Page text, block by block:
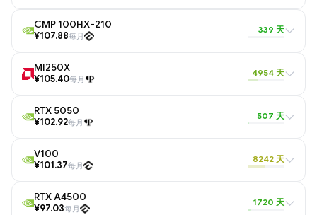
CMP 100HX-210
¥107.88每月
339 天
MI250X
¥105.40每月
4954 天
RTX 5050
¥102.92每月
507 天
V100
¥101.37每月
8242 天
RTX A4500
¥97.03每月
1720 天